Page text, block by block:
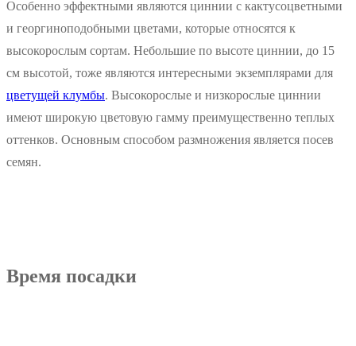
Особенно эффектными являются циннии с кактусоцветными
и георгиноподобными цветами, которые относятся к
высокорослым сортам. Небольшие по высоте циннии, до 15
см высотой, тоже являются интересными экземплярами для
цветущей клумбы. Высокорослые и низкорослые циннии
имеют широкую цветовую гамму преимущественно теплых
оттенков. Основным способом размножения является посев
семян.
Время посадки